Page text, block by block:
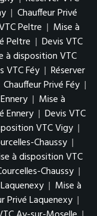
| Chauffeur Privé
Peltre | Mise à
Peltre | Devis VTC
à disposition VTC
VTC Féy | Réserver
Chauffeur Privé Féy |
| Mise à
Ennery | Devis VTC
VTC Vigy |
Chaussy |
à disposition VTC
Chaussy |
| Mise à
Privé Laquenexy |